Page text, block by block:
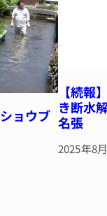
ョウブ
【続報
き断水
名張
2025年8